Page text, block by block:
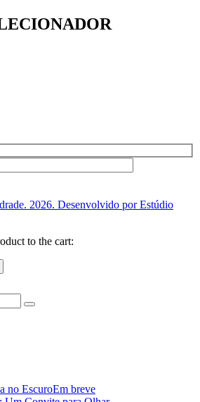
2026. Desenvolvido por Estúdio
to the cart:
no EscuroEm breve